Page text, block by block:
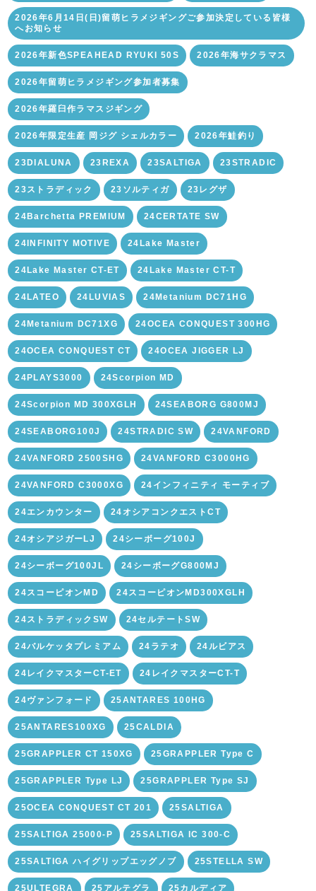
2026年6月14日(日)留萌ヒラメジギングご参加決定している皆様
へお知らせ
2026年新色SPEAHEAD RYUKI 50S 2026年海サクラマス
2026年留萌ヒラメジギング参加者募集
2026年羅臼作ラマスジギング
2026年限定生産 岡ジグ シェルカラー 2026年鮭釣り
23DIALUNA 23REXA 23SALTIGA 23STRADIC
23ストラディック 23ソルティガ 23レグザ
24Barchetta PREMIUM 24CERTATE SW
24INFINITY MOTIVE 24Lake Master
24Lake Master CT-ET 24Lake Master CT-T
24LATEO 24LUVIAS 24Metanium DC71HG
24Metanium DC71XG 24OCEA CONQUEST 300HG
24OCEA CONQUEST CT 24OCEA JIGGER LJ
24PLAYS3000 24Scorpion MD
24Scorpion MD 300XGLH 24SEABORG G800MJ
24SEABORG100J 24STRADIC SW 24VANFORD
24VANFORD 2500SHG 24VANFORD C3000HG
24VANFORD C3000XG 24インフィニティ モーティブ
24エンカウンター 24オシアコンクエストCT
24オシアジガーLJ 24シーボーグ100J
24シーボーグ100JL 24シーボーグG800MJ
24スコーピオンMD 24スコーピオンMD300XGLH
24ストラディックSW 24セルテートSW
24バルケッタプレミアム 24ラテオ 24ルビアス
24レイクマスターCT-ET 24レイクマスターCT-T
24ヴァンフォード 25ANTARES 100HG
25ANTARES100XG 25CALDIA
25GRAPPLER CT 150XG 25GRAPPLER Type C
25GRAPPLER Type LJ 25GRAPPLER Type SJ
25OCEA CONQUEST CT 201 25SALTIGA
25SALTIGA 25000-P 25SALTIGA IC 300-C
25SALTIGA ハイグリップエッグノブ 25STELLA SW
25ULTEGRA 25アルテグラ 25カルディア